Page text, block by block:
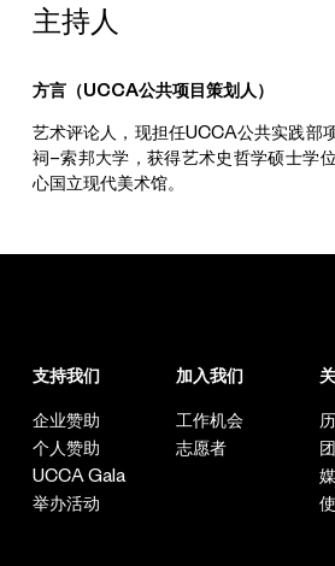
主持人
方言（UCCA公共项目策划人）
艺术评论人，现担任UCCA公共实践部
祠–索邦大学，获得艺术史哲学硕士学
心国立现代美术馆。
支持我们
企业赞助
个人赞助
UCCA Gala
举办活动
加入我们
工作机会
志愿者